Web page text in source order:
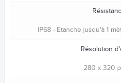
IP68 - Etanche jusqu'à 1
Résolution
280 x 320